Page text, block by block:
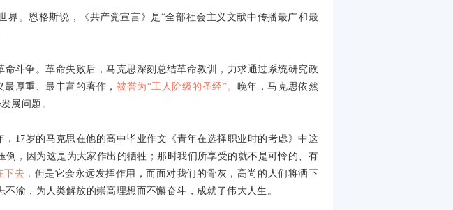
。恩格斯说，《共产党宣言》是“全部社会主义文献中传播最广和最
斗争。革命失败后，马克思深刻总结革命教训，力求通过系统研究政
最厚重、最丰富的著作，被誉为“工人阶级的圣经”。 晚年，马克思依然
展问题。
， 17岁的马克思在他的高中毕业作文《青年在选择职业时的考虑》中这
倒，因为这是为大家作出的牺牲；那时我们所享受的就不是可怜的、有
去， 但是它会永远发挥作用，而面对我们的骨灰，高尚的人们将洒下
渝，为人类解放的崇高理想而不懈奋斗，成就了伟大人生。